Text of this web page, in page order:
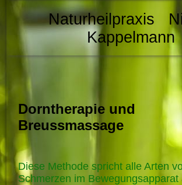
Naturheilpraxis
Kappelmann
Dorntherapie und
Breussmassage
Diese Methode spricht alle Arten
Schmerzen im Bewegungsapparat